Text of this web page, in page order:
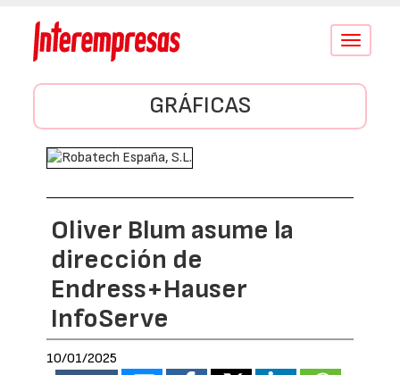
Conmutar
GRÁFICAS
Oliver Blum asume la
dirección de
Endress+Hauser
InfoServe
10/01/2025